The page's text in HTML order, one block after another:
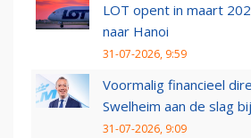
LOT opent in maart
naar Hanoi
31-07-2026, 9:59
Voormalig financieel
Swelheim aan de slag
31-07-2026, 9:09